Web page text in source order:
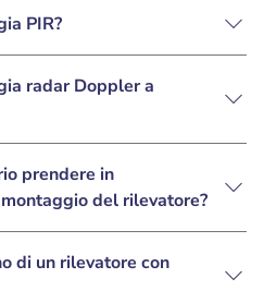
PIR?
radar Doppler a
prendere in
del rilevatore?
di un rilevatore con